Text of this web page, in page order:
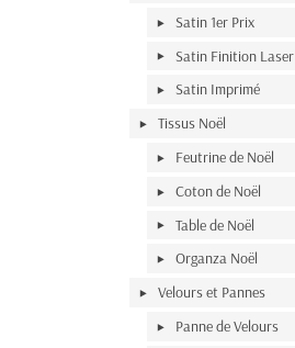
Satin 1er Prix
Satin Finition Laser
Satin Imprimé
Tissus Noël
Feutrine de Noël
Coton de Noël
Table de Noël
Organza Noël
Velours et Pannes
Panne de Velours